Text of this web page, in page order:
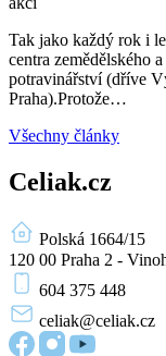
Tak jako každý rok i
centra zemědělského
potravinářství (dříve
Praha).Protože…
Všechny články
Celiak.cz
Polská 1664/15
120 00 Praha 2 -
604 375 448
celiak@celiak.cz